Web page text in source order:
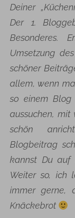
Deiner
Der 1.
Besonderes.
Umsetzung
schöner
allem, wenn
so einem Blog
aussuchen,
schön
Blogbeitrag
kannst Du auf
Weiter so, ich
immer gerne,
Knäckebrot